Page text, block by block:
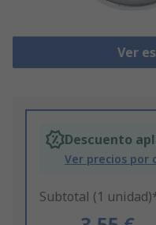
Ver
Descuento
Ver precios por
Subtotal (1